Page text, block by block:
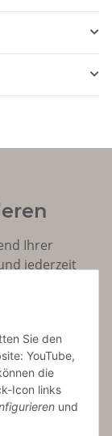
Ihrer
jederzeit
Abonnieren
Sie den
YouTube,
die
Icon links
und